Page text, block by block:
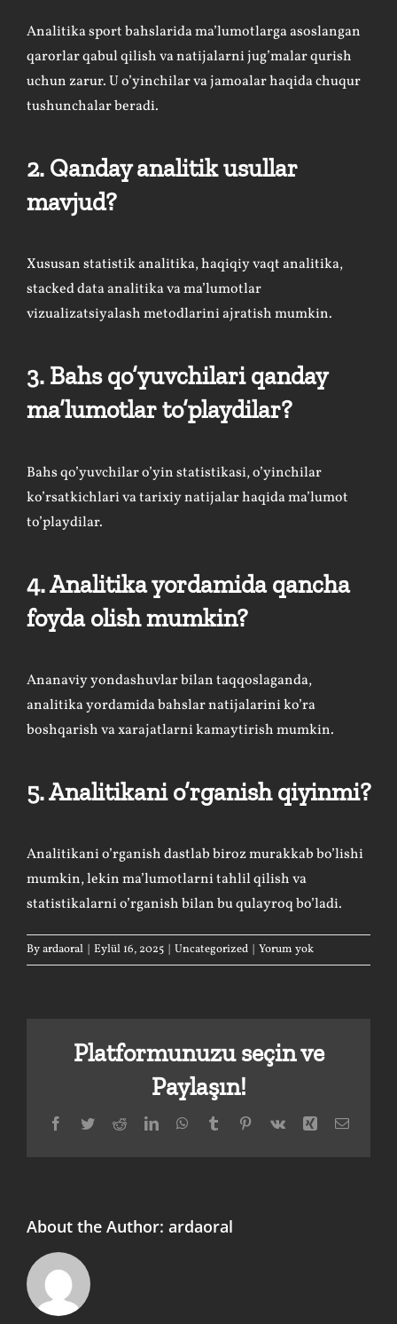
Analitika sport bahslarida ma’lumotlarga asoslangan
qarorlar qabul qilish va natijalarni jug’malar qurish
uchun zarur. U o’yinchilar va jamoalar haqida chuqur
tushunchalar beradi.
2. Qanday analitik usullar
mavjud?
Xususan statistik analitika, haqiqiy vaqt analitika,
stacked data analitika va ma’lumotlar
vizualizatsiyalash metodlarini ajratish mumkin.
3. Bahs qo’yuvchilari qanday
ma’lumotlar to’playdilar?
Bahs qo’yuvchilar o’yin statistikasi, o’yinchilar
ko’rsatkichlari va tarixiy natijalar haqida ma’lumot
to’playdilar.
4. Analitika yordamida qancha
foyda olish mumkin?
Ananaviy yondashuvlar bilan taqqoslaganda,
analitika yordamida bahslar natijalarini ko’ra
boshqarish va xarajatlarni kamaytirish mumkin.
5. Analitikani o’rganish qiyinmi?
Analitikani o’rganish dastlab biroz murakkab bo’lishi
mumkin, lekin ma’lumotlarni tahlil qilish va
statistikalarni o’rganish bilan bu qulayroq bo’ladi.
Byardaoral Eylül 16, 2025 Uncategorized Yorum yok
Platformunuzu seçin ve
Paylaşın!
Facebook
TwitterRedditLinkedInWhatsApp
TumblrPinterest
Vk Xing E-
About the Author: ardaoral